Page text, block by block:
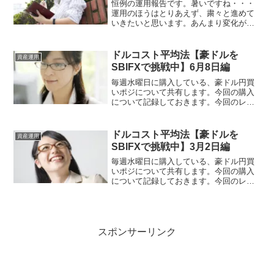
恒例の運用報告です。暑いですね・・・
運用のほうはとりあえず、粛々と進めて
いきたいと思います。あんまり変化がな
合％損益％合計100％100％投資額と評価
額の損益率0.373...
資産運用
ドルコスト平均法【豪ドルを
SBIFXで挑戦中】6月8日編
毎週水曜日に購入している、豪ドル円買
いポジについて共有します。今回の購入
について記録しておきます。今回のレバ
で、とりあえずの3倍買いです。現状6500
通貨...
資産運用
ドルコスト平均法【豪ドルを
SBIFXで挑戦中】3月2日編
毎週水曜日に購入している、豪ドル円買
いポジについて共有します。今回の購入
について記録しておきます。今回のレバ
スポンサーリンク